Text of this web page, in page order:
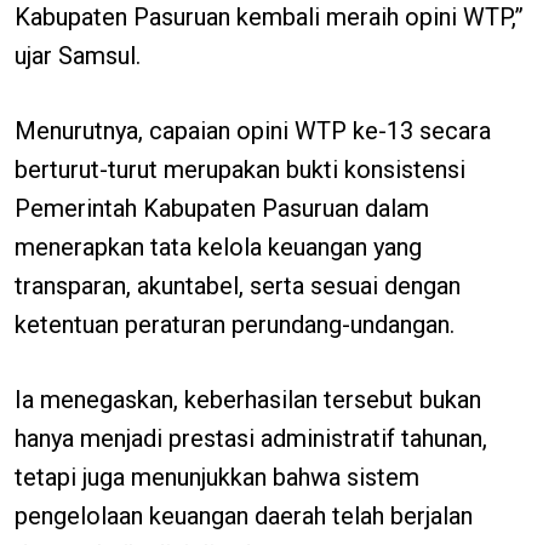
Kabupaten Pasuruan kembali meraih opini WTP,”
ujar Samsul.
Menurutnya, capaian opini WTP ke-13 secara
berturut-turut merupakan bukti konsistensi
Pemerintah Kabupaten Pasuruan dalam
menerapkan tata kelola keuangan yang
transparan, akuntabel, serta sesuai dengan
ketentuan peraturan perundang-undangan.
Ia menegaskan, keberhasilan tersebut bukan
hanya menjadi prestasi administratif tahunan,
tetapi juga menunjukkan bahwa sistem
pengelolaan keuangan daerah telah berjalan